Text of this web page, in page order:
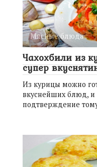
Мясные блюда
Чахохбили из
супер
Из курицы можно
вкуснейших блюд, и
подтверждение